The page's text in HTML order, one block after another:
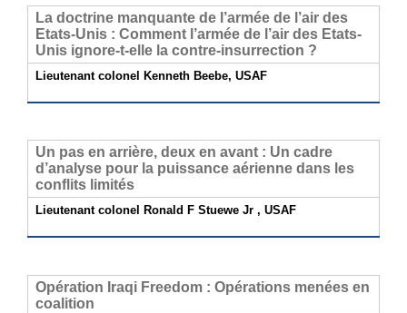
La doctrine manquante de l’armée de l’air des
Etats-Unis : Comment l’armée de l’air des Etats-
Unis ignore-t-elle la contre-insurrection ?
Lieutenant colonel Kenneth Beebe, USAF
Un pas en arrière, deux en avant : Un cadre
d’analyse pour la puissance aérienne dans les
conflits limités
Lieutenant colonel Ronald F Stuewe Jr , USAF
Opération Iraqi Freedom : Opérations menées en
coalition